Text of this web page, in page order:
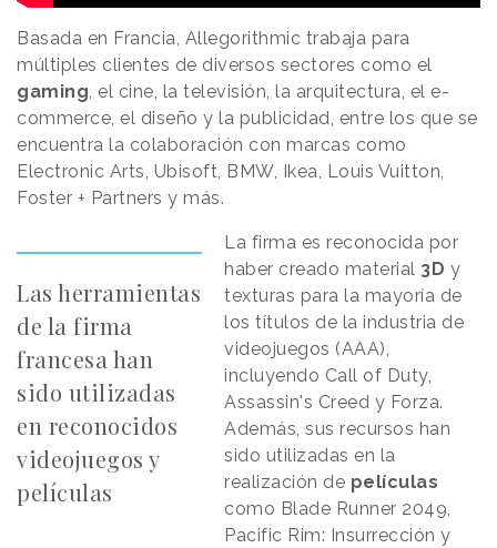
Basada en Francia, Allegorithmic trabaja para
múltiples clientes de diversos sectores como el
gaming, el cine, la televisión, la arquitectura, el e-
commerce, el diseño y la publicidad, entre los que se
encuentra la colaboración con marcas como
Electronic Arts, Ubisoft, BMW, Ikea, Louis Vuitton,
Foster + Partners y más.
Las herramientas
de la firma
francesa han
sido utilizadas
en reconocidos
videojuegos y
películas
La firma es reconocida por
haber creado material 3D y
texturas para la mayoría de
los títulos de la industria de
videojuegos (AAA),
incluyendo Call of Duty,
Assassin's Creed y Forza.
Además, sus recursos han
sido utilizadas en la
realización de películas
como Blade Runner 2049,
Pacific Rim: Insurrección y